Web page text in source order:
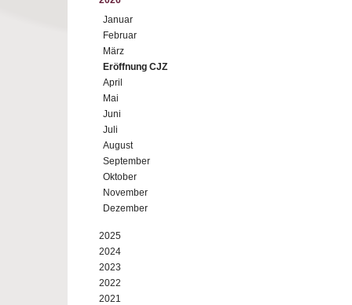
Januar
Februar
März
Eröffnung CJZ
April
Mai
Juni
Juli
August
September
Oktober
November
Dezember
2025
2024
2023
2022
2021